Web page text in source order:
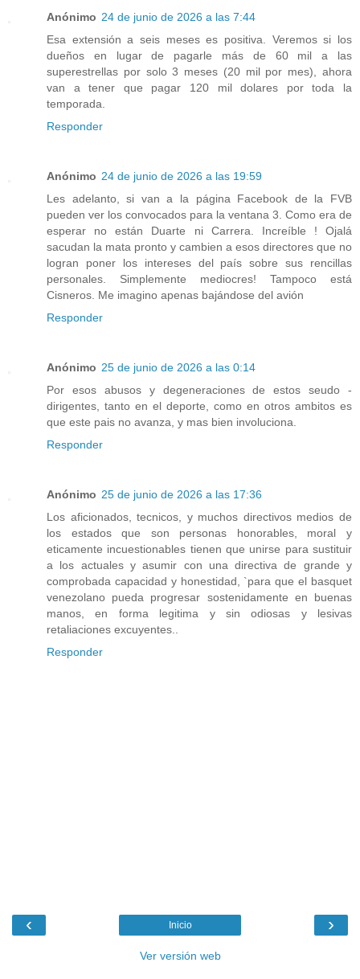
Anónimo 24 de junio de 2026 a las 7:44
Esa extensión a seis meses es positiva. Veremos si los
dueños en lugar de pagarle más de 60 mil a las
superestrellas por solo 3 meses (20 mil por mes), ahora
van a tener que pagar 120 mil dolares por toda la
temporada.
Responder
Anónimo 24 de junio de 2026 a las 19:59
Les adelanto, si van a la página Facebook de la FVB
pueden ver los convocados para la ventana 3. Como era de
esperar no están Duarte ni Carrera. Increíble ! Ojalá
sacudan la mata pronto y cambien a esos directores que no
logran poner los intereses del país sobre sus rencillas
personales. Simplemente mediocres! Tampoco está
Cisneros. Me imagino apenas bajándose del avión
Responder
Anónimo 25 de junio de 2026 a las 0:14
Por esos abusos y degeneraciones de estos seudo -
dirigentes, tanto en el deporte, como en otros ambitos es
que este pais no avanza, y mas bien involuciona.
Responder
Anónimo 25 de junio de 2026 a las 17:36
Los aficionados, tecnicos, y muchos directivos medios de
los estados que son personas honorables, moral y
eticamente incuestionables tienen que unirse para sustituir
a los actuales y asumir con una directiva de grande y
comprobada capacidad y honestidad, `para que el basquet
venezolano pueda progresar sostenidamente en buenas
manos, en forma legitima y sin odiosas y lesivas
retaliaciones excuyentes..
Responder
‹ ›
Inicio
Ver versión web